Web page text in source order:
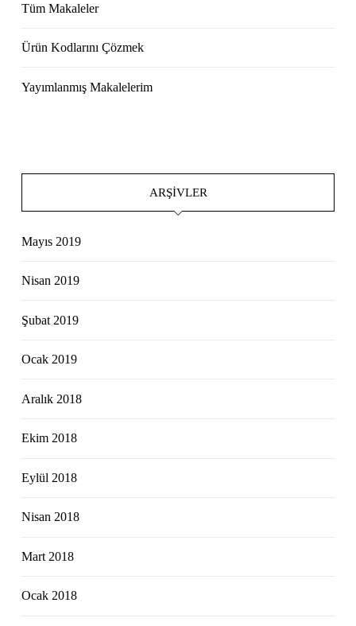
Tüm Makaleler
Ürün Kodlarını Çözmek
Yayımlanmış Makalelerim
ARŞIVLER
Mayıs 2019
Nisan 2019
Şubat 2019
Ocak 2019
Aralık 2018
Ekim 2018
Eylül 2018
Nisan 2018
Mart 2018
Ocak 2018